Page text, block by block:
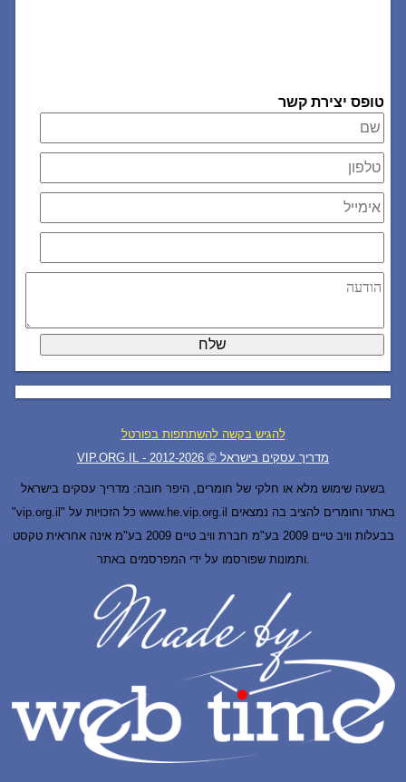
טופס יצירת קשר
להגיש בקשה להשתתפות בפורטל
VIP.ORG.IL - מדריך עסקים בישראל © 2012- 2026
בשעה שימוש מלא או חלקי של חומרים, היפר חובה: מדריך עסקים בישראל
"vip.org.il" כל הזכויות על www.he.vip.org.il באתר וחומרים להציב בה נמצאים
בבעלות וויב טיים 2009 בע"מ חברת וויב טיים 2009 בע"מ אינה אחראית טקסט
ותמונות שפורסמו על ידי המפרסמים באתר.